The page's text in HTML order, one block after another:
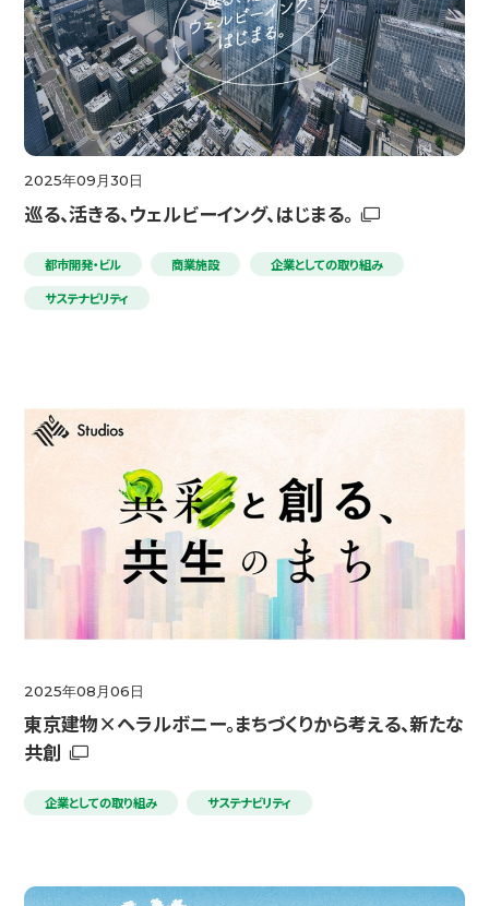
2025年09月30日
巡る、活きる、ウェルビーイング、はじまる。
都市開発・ビル 商業施設
企業としての取り組み
サステナビリティ
2025年08月06日
東京建物×ヘラルボニー。まちづくりから考える、新たな
共創
企業としての取り組み サステナビリティ